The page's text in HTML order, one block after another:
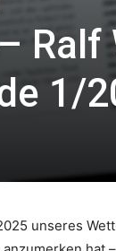
1/
unseres